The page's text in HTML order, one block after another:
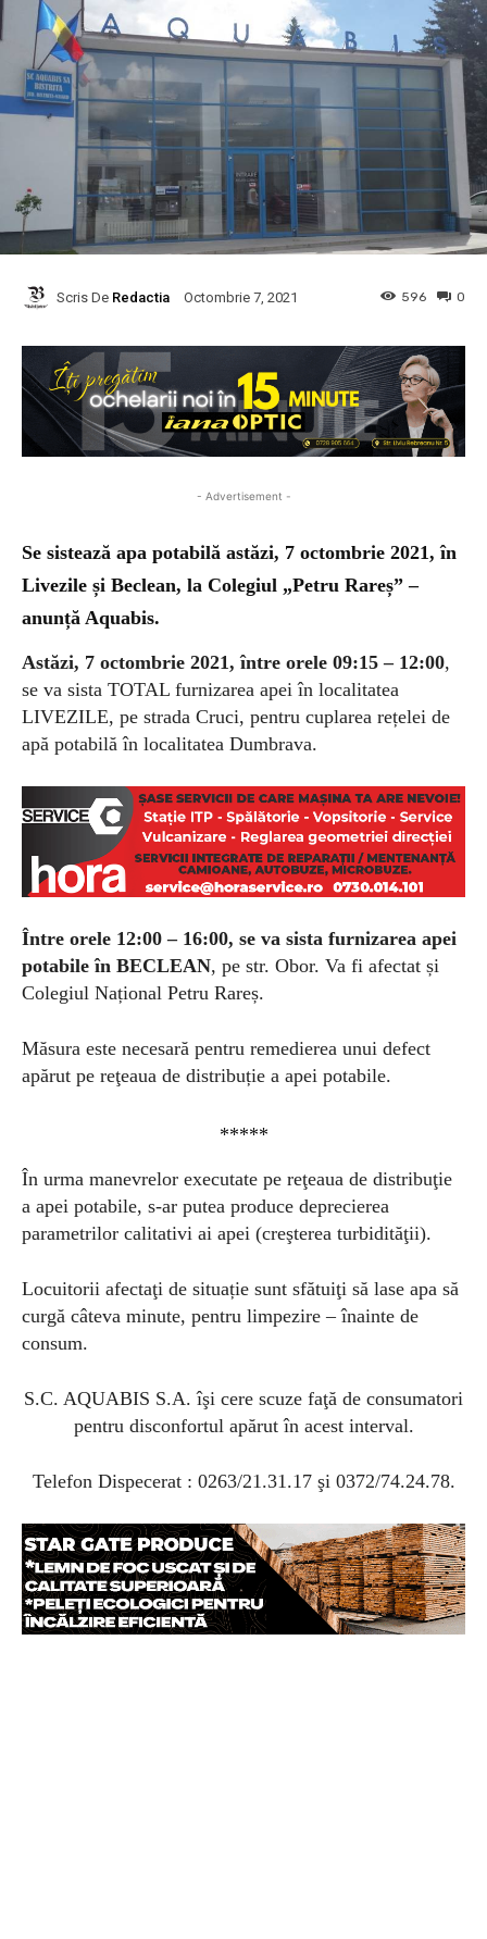
Scris De Redactia Octombrie 7, 2021 0
596
- Advertisement -
Se sistează apa potabilă astăzi, 7 octombrie 2021, în
Livezile și Beclean, la Colegiul „Petru Rareș” –
anunță Aquabis.
Astăzi, 7 octombrie 2021, între orele 09:15 – 12:00,
se va sista TOTAL furnizarea apei în localitatea
LIVEZILE, pe strada Cruci, pentru cuplarea rețelei de
apă potabilă în localitatea Dumbrava.
Între orele 12:00 – 16:00, se va sista furnizarea apei
potabile în BECLEAN, pe str. Obor. Va fi afectat și
Colegiul Național Petru Rareș.
Măsura este necesară pentru remedierea unui defect
apărut pe reţeaua de distribuție a apei potabile.
*****
În urma manevrelor executate pe reţeaua de distribuţie
a apei potabile, s-ar putea produce deprecierea
parametrilor calitativi ai apei (creşterea turbidităţii).
Locuitorii afectaţi de situație sunt sfătuiţi să lase apa să
curgă câteva minute, pentru limpezire – înainte de
consum.
S.C. AQUABIS S.A. îşi cere scuze faţă de consumatori
pentru disconfortul apărut în acest interval.
Telefon Dispecerat : 0263/21.31.17 şi 0372/74.24.78.